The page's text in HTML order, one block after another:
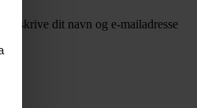
skrive dit navn og e-mailadresse